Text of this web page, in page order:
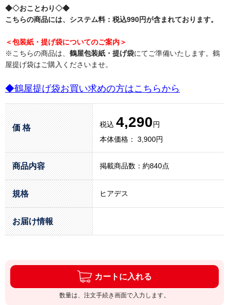
◆◇おことわり◇◆
こちらの商品には、システム料：税込990円が含まれております。
＜包装紙・提げ袋についてのご案内＞
※こちらの商品は、 鶴屋包装紙・提げ袋にてご準備いたします。鶴
屋提げ袋はご購入くださいませ。
◆鶴屋提げ袋お買い求めの方はこちらから
価 格 税込 4,290円
本体価格： 3,900円
商品内容 掲載商品数：約840点
規格 ヒアデス
お届け情報
カートに入れる
数量は、注文手続き画面で入力します。